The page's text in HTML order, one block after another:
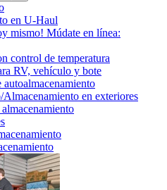
en U-Haul
mismo! Múdate en línea:
control de temperatura
RV, vehículo y bote
autoalmacenamiento
en exteriores